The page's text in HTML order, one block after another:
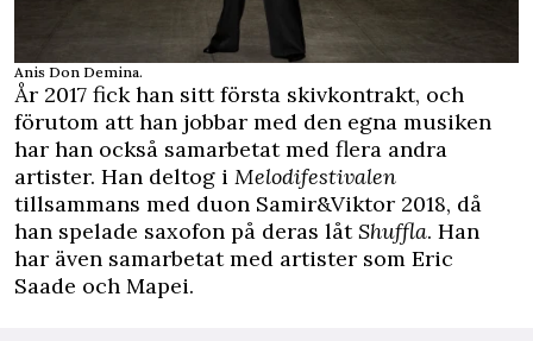
Anis Don Demina.
År 2017 fick han sitt första skivkontrakt, och
förutom att han jobbar med den egna musiken
har han också samarbetat med flera andra
artister. Han deltog i Melodifestivalen
tillsammans med duon Samir&Viktor 2018, då
han spelade saxofon på deras låtShuffla. Han
har även samarbetat med artister som Eric
Saade och Mapei.